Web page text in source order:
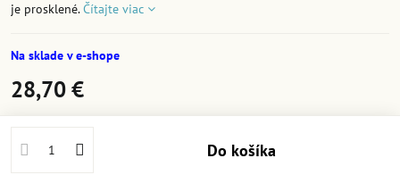
je prosklené.Čítajte viac
Na sklade v e-shope
28,70 €
Do košíka